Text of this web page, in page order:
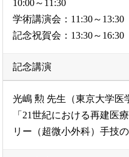
10:00～11:30
学術講演会：11:30～13:30
記念祝賀会：13:30～16:30
記念講演
光嶋 勲 先生（東京大学
「21世紀における再建医
リー（超微小外科）手技